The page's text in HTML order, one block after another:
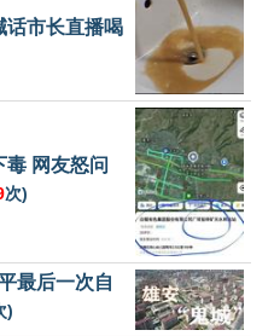
话市长直播喝
网友怒问
次)
最后一次自
)